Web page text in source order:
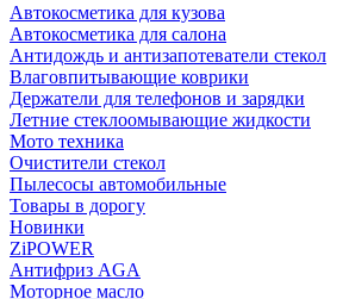
Автокосметика для кузова
Автокосметика для салона
Антидождь и антизапотеватели стекол
Влаговпитывающие коврики
Держатели для телефонов и зарядки
Летние стеклоомывающие жидкости
Мото техника
Очистители стекол
Пылесосы автомобильные
Товары в дорогу
Новинки
ZiPOWER
Антифриз AGA
Моторное масло